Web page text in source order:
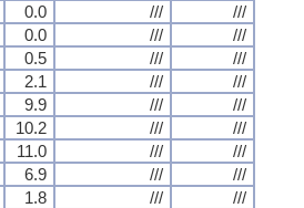
0.0 ///
///
0.0 ///
///
0.5 ///
///
2.1 ///
///
9.9 ///
///
10.2 ///
///
11.0 ///
///
6.9 ///
///
1.8 ///
///
0.0 ///
///
0.0 ///
///
0.5 ///
///
2.1 ///
///
9.9 ///
///
10.2 ///
///
11.0 ///
///
6.9 ///
///
1.8 ///
///
0.0 ///
///
0.0 ///
///
0.5 ///
///
2.1 ///
///
9.9 ///
///
10.2 ///
///
11.0 ///
///
6.9 ///
///
1.8 ///
///
0.0 ///
///
0.0 ///
///
0.5 ///
///
2.1 ///
///
9.9 ///
///
10.2 ///
///
11.0 ///
///
6.9 ///
///
1.8 ///
///